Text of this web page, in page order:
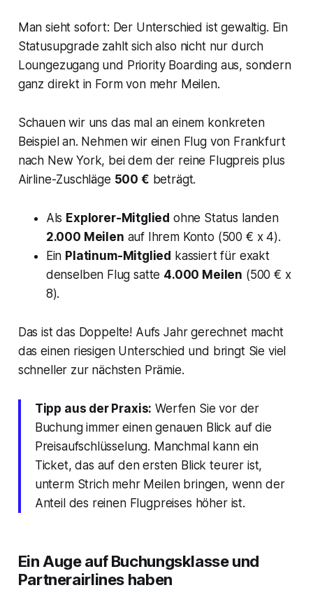
Man sieht sofort: Der Unterschied ist gewaltig. Ein
Statusupgrade zahlt sich also nicht nur durch
Loungezugang und Priority Boarding aus, sondern
ganz direkt in Form von mehr Meilen.
Schauen wir uns das mal an einem konkreten
Beispiel an. Nehmen wir einen Flug von Frankfurt
nach New York, bei dem der reine Flugpreis plus
Airline-Zuschläge 500 € beträgt.
Als Explorer-Mitglied ohne Status landen
2.000 Meilen auf Ihrem Konto (500 € x 4).
Ein Platinum-Mitglied kassiert für exakt
denselben Flug satte 4.000 Meilen (500 € x
8).
Das ist das Doppelte! Aufs Jahr gerechnet macht
das einen riesigen Unterschied und bringt Sie viel
schneller zur nächsten Prämie.
Tipp aus der Praxis: Werfen Sie vor der
Buchung immer einen genauen Blick auf die
Preisaufschlüsselung. Manchmal kann ein
Ticket, das auf den ersten Blick teurer ist,
unterm Strich mehr Meilen bringen, wenn der
Anteil des reinen Flugpreises höher ist.
Ein Auge auf Buchungsklasse und
Partnerairlines haben